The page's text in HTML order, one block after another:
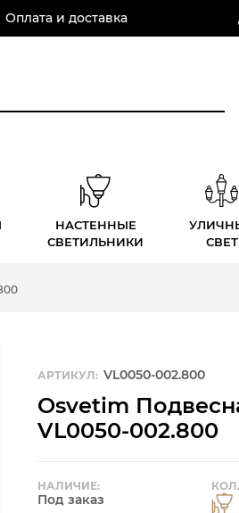
Оплата и доставка
НАСТЕННЫЕ
СВЕТИЛЬНИКИ
СВЕТ
АРТИКУЛ: VL0050-002.800
Osvetim
VL0050-002.800
НАЛИЧИЕ:
Под заказ